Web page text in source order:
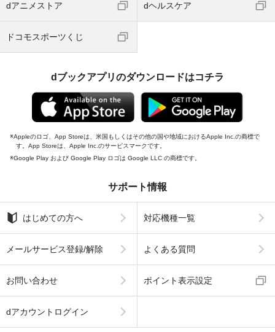
dアニメストア dヘルスケア
ドコモスポーツくじ
dブックアプリのダウンロードはコチラ
Appleのロゴ、App Storeは、米国もしくはその他の国や地域におけるApple Inc.の商標で
す。App Storeは、Apple Inc.のサービスマークです。
Google Play および Google Play ロゴは Google LLC の商標です。
サポート情報
はじめての方へ 対応機種一覧
メールサービス登録/解除 よくある質問
お問い合わせ ポイント表示設定
dアカウントログイン